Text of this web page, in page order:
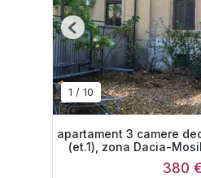
1 / 10
Previous
apartament 3 camere
(et.1), zona Dacia-
380